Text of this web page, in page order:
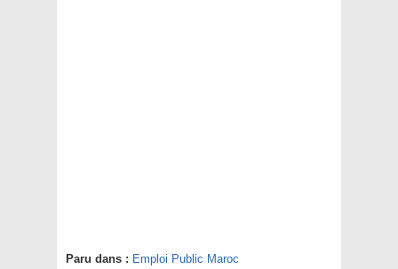
Paru dans : Emploi Public Maroc